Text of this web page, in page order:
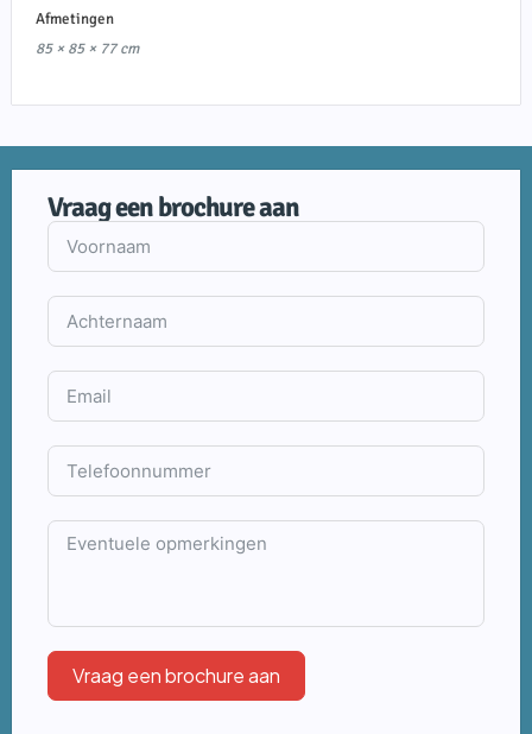
Afmetingen
85 × 85 × 77 cm
Vraag een brochure aan
Vraag een brochure aan